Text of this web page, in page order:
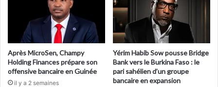
Après MicroSen, Champy
Holding Finances prépare son
offensive bancaire en Guinée
il y a 2 semaines
Yérim Habib Sow pousse Bridge
Bank vers le Burkina Faso : le
pari sahélien d’un groupe
bancaire en expansion